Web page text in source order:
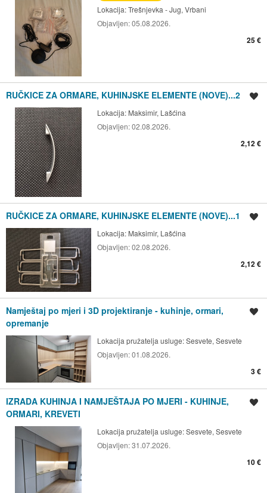
Lokacija:Trešnjevka - Jug, Vrbani
Objavljen:05.08.2026.
25 €
RUČKICE ZA ORMARE, KUHINJSKE ELEMENTE (NOVE)...2
Lokacija: Maksimir, Lašćina
Objavljen:02.08.2026.
2,12 €
RUČKICE ZA ORMARE, KUHINJSKE ELEMENTE (NOVE)...1
Lokacija: Maksimir, Lašćina
Objavljen:02.08.2026.
2,12 €
Namještaj po mjeri i 3D projektiranje - kuhinje, ormari,
opremanje
Lokacija pružatelja usluge:Sesvete, Sesvete
Objavljen:01.08.2026.
3 €
IZRADA KUHINJA I NAMJEŠTAJA PO MJERI - KUHINJE,
ORMARI, KREVETI
Lokacija pružatelja usluge:Sesvete, Sesvete
Objavljen:31.07.2026.
10 €